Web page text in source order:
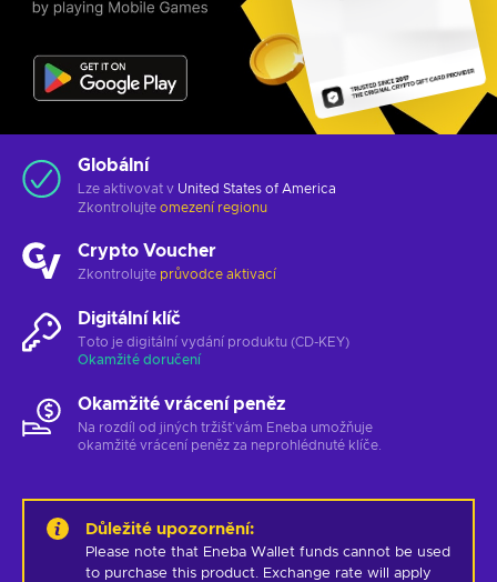
Globální
Lze aktivovat v United States of America
Zkontrolujte omezení regionu
Crypto Voucher
Zkontrolujte průvodce aktivací
Digitální klíč
Toto je digitální vydání produktu (CD-KEY)
Okamžité doručení
Okamžité vrácení peněz
Na rozdíl od jiných tržišť vám Eneba umožňuje
okamžité vrácení peněz za neprohlédnuté klíče.
Důležité upozornění:
Please note that Eneba Wallet funds cannot be used
to purchase this product. Exchange rate will apply